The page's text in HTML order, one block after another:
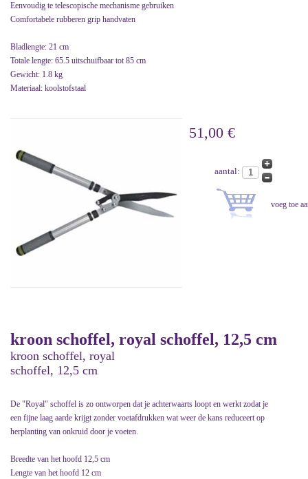
Eenvoudig te telescopische mechanisme gebruiken
Comfortabele rubberen grip handvaten
Bladlengte: 21 cm
Totale lengte: 65.5 uitschuifbaar tot 85 cm
Gewicht: 1.8 kg
Materiaal: koolstofstaal
51,00 €
aantal:
kroon schoffel, royal schoffel, 12,5 cm
kroon schoffel, royal
schoffel, 12,5 cm
De "Royal" schoffel is zo ontworpen dat je achterwaarts loopt en werkt zodat je
een fijne laag aarde krijgt zonder voetafdrukken wat weer de kans reduceert op
herplanting van onkruid door je voeten.
Breedte van het hoofd 12,5 cm
Lengte van het hoofd 12 cm